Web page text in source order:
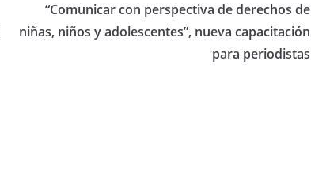
“Comunicar con perspectiva de derechos de
niñas, niños y adolescentes”, nueva capacitación
para periodistas